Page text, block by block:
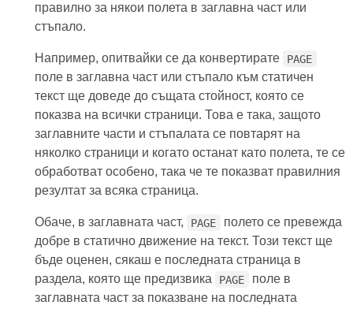
правилно за някои полета в заглавна част или
стъпало.
Например, опитвайки се да конвертирате PAGE
поле в заглавна част или стъпало към статичен
текст ще доведе до същата стойност, която се
показва на всички страници. Това е така, защото
заглавните части и стъпалата се повтарят на
няколко страници и когато останат като полета, те се
обработват особено, така че те показват правилния
резултат за всяка страница.
Обаче, в заглавната част, PAGE
полето се превежда
добре в статично движение на текст. Този текст ще
бъде оценен, сякаш е последната страница в
раздела, която ще предизвика
PAGE
поле в
заглавната част за показване на последната